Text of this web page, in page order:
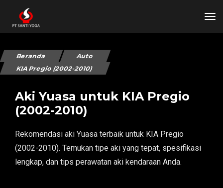
Beranda
Auto
KIA Pregio (2002-2010)
Aki Yuasa untuk KIA Pregio
(2002-2010)
Rekomendasi aki Yuasa terbaik untuk KIA Pregio
(2002-2010). Temukan tipe aki yang tepat, spesifikasi
lengkap, dan tips perawatan aki kendaraan Anda.